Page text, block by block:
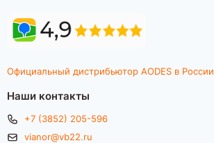
Официальный дистрибьютор AODES в России
Наши контакты
+7 (3852) 205-596
vianor@vb22.ru